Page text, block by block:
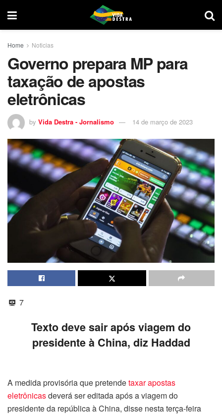
Home Noticias
Governo prepara MP para
taxação de apostas
eletrônicas
by Vida Destra - Jornalismo 14 de março de 2023
7
Texto deve sair após viagem do
presidente à China, diz Haddad
A medida provisória que pretendetaxar apostas
eletrônicasdeverá ser editada após a viagem do
presidente da república à China, disse nesta terça-feira